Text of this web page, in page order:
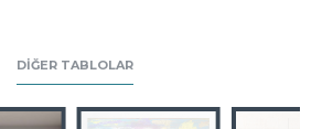
DIĞER TABLOLAR